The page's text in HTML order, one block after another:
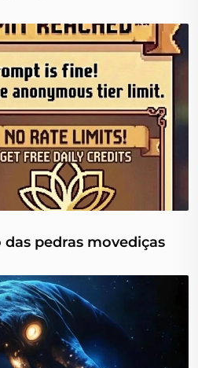
pedras movediças